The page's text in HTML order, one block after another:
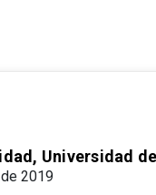
Universidad
2019